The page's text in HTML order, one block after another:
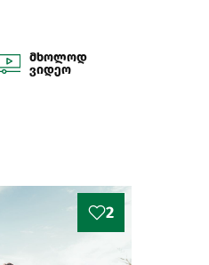
მხოლოდ
ვიდეო
2